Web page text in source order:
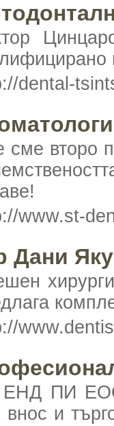
dental-
сме второ
www.st-
Дани
ПИ
внос и